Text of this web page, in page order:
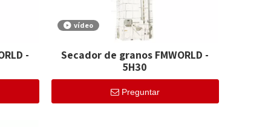
-
vídeo
Secador de granos FMWORLD -
5H30
Preguntar